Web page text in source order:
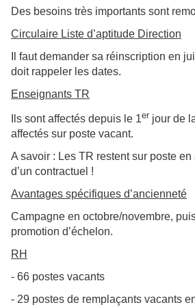
Des besoins très importants sont
Circulaire Liste d’aptitude Direction
Il faut demander sa réinscription en
doit rappeler les dates.
Enseignants TR
Ils sont affectés depuis le 1er jour de
affectés sur poste vacant.
A savoir : Les TR restent sur poste en
d’un contractuel !
Avantages spécifiques d’ancienneté
Campagne en octobre/novembre,
promotion d’échelon.
RH
- 66 postes vacants
- 29 postes de remplaçants vacants